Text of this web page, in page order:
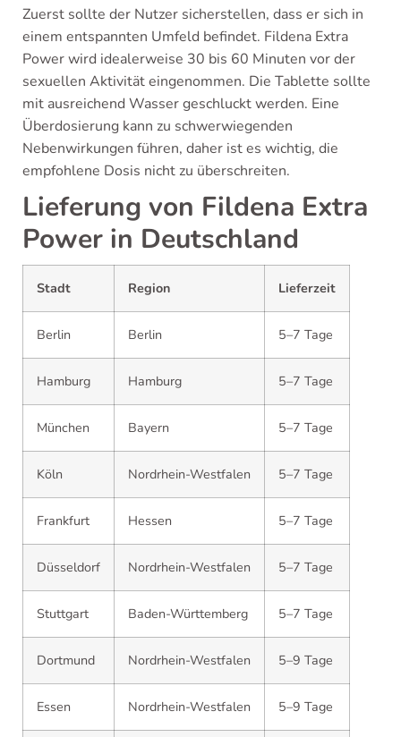
Zuerst sollte der Nutzer sicherstellen, dass er sich in
einem entspannten Umfeld befindet. Fildena Extra
Power wird idealerweise 30 bis 60 Minuten vor der
sexuellen Aktivität eingenommen. Die Tablette sollte
mit ausreichend Wasser geschluckt werden. Eine
Überdosierung kann zu schwerwiegenden
Nebenwirkungen führen, daher ist es wichtig, die
empfohlene Dosis nicht zu überschreiten.
Lieferung von Fildena Extra
Power in Deutschland
Stadt Region Lieferzeit
Berlin Berlin 5–7 Tage
Hamburg Hamburg 5–7 Tage
München Bayern 5–7 Tage
Köln Nordrhein-Westfalen 5–7 Tage
Frankfurt Hessen 5–7 Tage
Düsseldorf Nordrhein-Westfalen 5–7 Tage
Stuttgart Baden-Württemberg 5–7 Tage
Dortmund Nordrhein-Westfalen 5–9 Tage
Essen Nordrhein-Westfalen 5–9 Tage